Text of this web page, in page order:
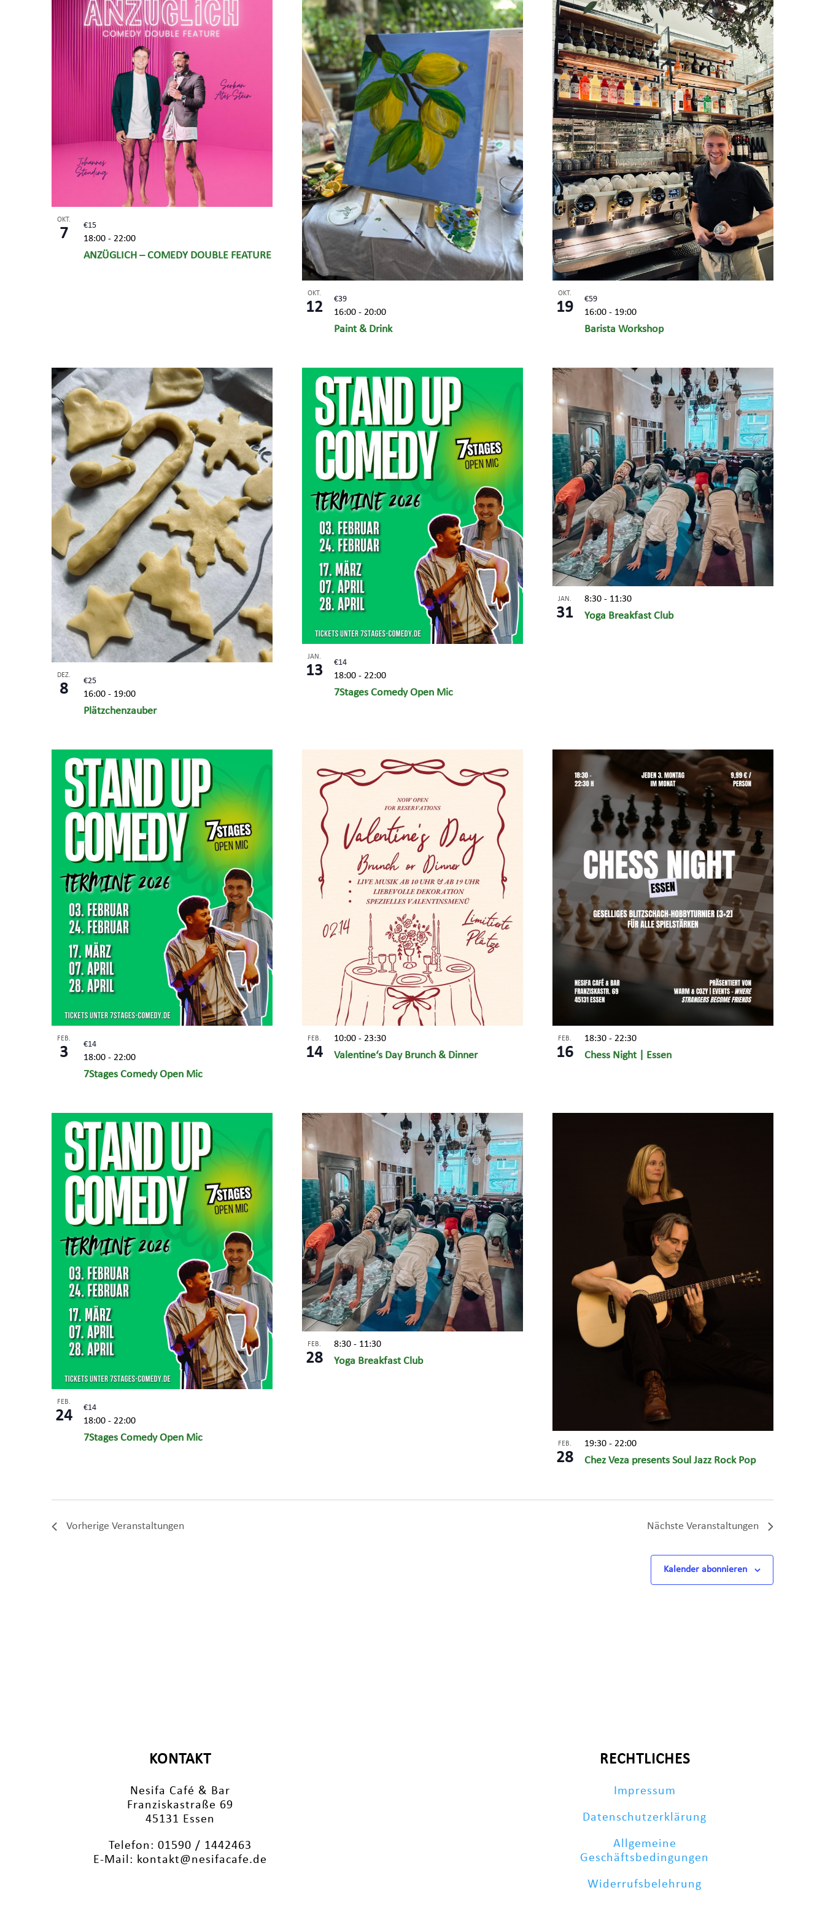
Veranstaltungen
in
View
OKT.
7
ANZÜGLICH – COMEDY DOUBLE FEATURE
18:00 - 22:00
€15
OKT.
12
Paint & Drink
16:00 - 20:00
€39
OKT.
19
Barista Workshop
16:00 - 19:00
€59
DEZ.
8
Plätzchenzauber
16:00 - 19:00
€25
JAN.
13
7Stages Comedy Open Mic
18:00 - 22:00
€14
JAN.
31 Yoga Breakfast Club
8:30 - 11:30
FEB.
3
7Stages Comedy Open Mic
18:00 - 22:00
€14
FEB.
14 Valentine‘s Day Brunch & Dinner
10:00 - 23:30 FEB.
16 Chess Night | Essen
18:30 - 22:30
FEB.
24
7Stages Comedy Open Mic
18:00 - 22:00
€14
FEB.
28 Yoga Breakfast Club
8:30 - 11:30
FEB.
28 Chez Veza presents Soul Jazz Rock Pop
19:30 - 22:00
Vorherige Veranstaltungen Nächste Veranstaltungen
Kalender abonnieren
KONTAKT
Nesifa Café & Bar
Franziskastraße 69
45131 Essen
Telefon: 01590 / 1442463
E-Mail: kontakt@nesifacafe.de
RECHTLICHES
Impressum
Datenschutzerklärung
Allgemeine
Geschäftsbedingungen
Widerrufsbelehrung